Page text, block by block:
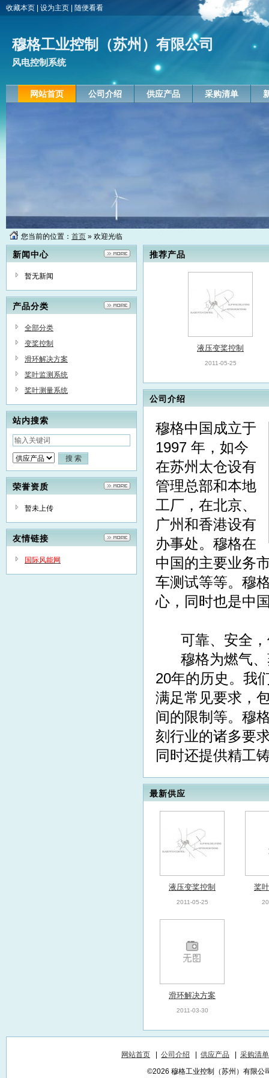
收藏本页 设为主页 随便看看
穆格工业控制（苏州）有限公司
风电控制系统
网站首页 公司介绍 供应产品 采购清单
您当前的位置： 首页 » 欢迎光临
新闻中心
暂无新闻
产品分类
全部分类
变桨控制
滑环解决方案
桨叶监测系统
桨叶测量系统
站内搜索
荣誉资质
暂未上传
友情链接
国际风能网
推荐产品
液压变桨控制
2011-05-25
公司介绍
穆格中国成立于
1997 年，如今
在苏州太仓设有
管理总部和本地
工厂，在北京、
广州和香港设有
办事处。穆格在
中国的主要业务
车测试等等。穆
心，同时也是中
可靠、安全，
穆格为燃气、
20年的历史。我
满足常见要求，
间的限制等。穆
刻行业的诸多要
同时还提供精工
最新供应
液压变桨控制
2011-05-25
桨
滑环解决方案
2011-03-30
网站首页 公司介绍 供应产品
采购清单
©2026 穆格工业控制（苏州）有限公